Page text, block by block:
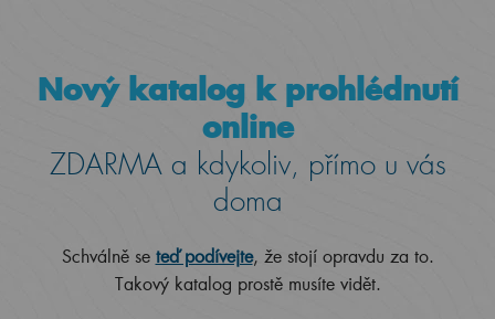
Nový katalog k prohlédnutí
online
ZDARMA a kdykoliv, přímo u vás
doma
Schválně se teď podívejte, že stojí opravdu za to.
Takový katalog prostě musíte vidět.